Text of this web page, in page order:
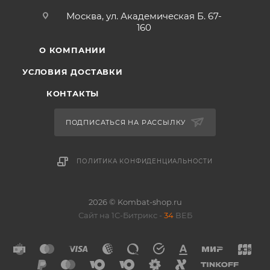
Москва, ул. Академическая Б. 67-
160
О КОМПАНИИ
УСЛОВИЯ ДОСТАВКИ
КОНТАКТЫ
ПОДПИСАТЬСЯ НА РАССЫЛКУ
ПОЛИТИКА КОНФИДЕНЦИАЛЬНОСТИ
2026 © Kombat-shop.ru
Сайт на 1С-Битрикс - 34 ВЕБ